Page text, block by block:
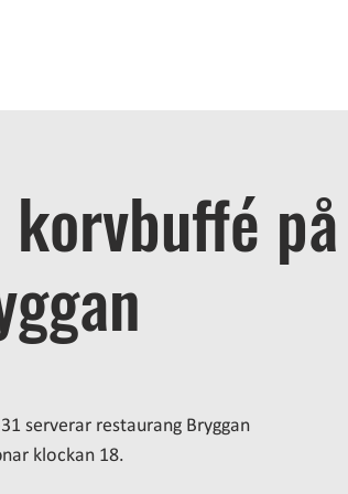
på
serverar restaurang Bryggan
klockan 18.